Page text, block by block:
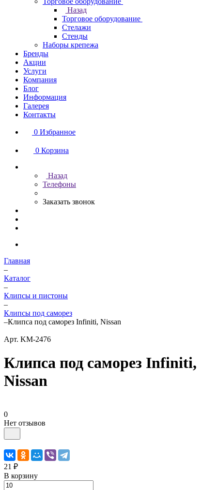
Назад
Торговое оборудование
Стелажи
Стенды
Наборы крепежа
Бренды
Акции
Услуги
Компания
Блог
Информация
Галерея
Контакты
0 Избранное
0 Корзина
Назад
Телефоны
Заказать звонок
Главная
–
Каталог
–
Клипсы и пистоны
–
Клипсы под саморез
–Клипса под саморез Infiniti, Nissan
Арт. KM-2476
Клипса под саморез Infiniti,
Nissan
0
Нет отзывов
21 ₽
В корзину